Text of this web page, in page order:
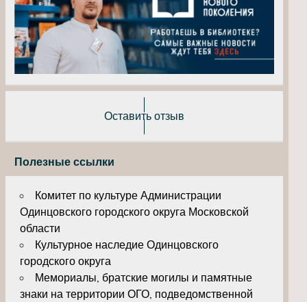
Оставить отзыв
Полезные ссылки
Комитет по культуре Администрации
Одинцовского городского округа Московской
области
Культурное наследие Одинцовского
городского округа
Мемориалы, братские могилы и памятные
знаки на территории ОГО, подведомственной